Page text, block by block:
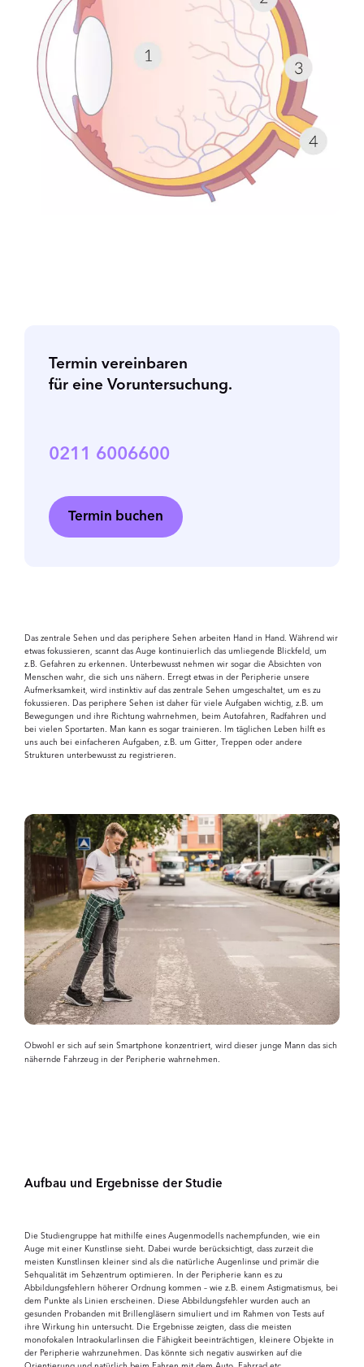
Termin vereinbaren
für eine Voruntersuchung.
0211 6006600
Termin buchen
Das zentrale Sehen und das periphere Sehen arbeiten Hand in Hand. Während wir
etwas fokussieren, scannt das Auge kontinuierlich das umliegende Blickfeld, um
z.B. Gefahren zu erkennen. Unterbewusst nehmen wir sogar die Absichten von
Menschen wahr, die sich uns nähern. Erregt etwas in der Peripherie unsere
Aufmerksamkeit, wird instinktiv auf das zentrale Sehen umgeschaltet, um es zu
fokussieren. Das periphere Sehen ist daher für viele Aufgaben wichtig, z.B. um
Bewegungen und ihre Richtung wahrnehmen, beim Autofahren, Radfahren und
bei vielen Sportarten. Man kann es sogar trainieren. Im täglichen Leben hilft es
uns auch bei einfacheren Aufgaben, z.B. um Gitter, Treppen oder andere
Strukturen unterbewusst zu registrieren.
Obwohl er sich auf sein Smartphone konzentriert, wird dieser junge Mann das sich
nähernde Fahrzeug in der Peripherie wahrnehmen.
Aufbau und Ergebnisse der Studie
Die Studiengruppe hat mithilfe eines Augenmodells nachempfunden, wie ein
Auge mit einer Kunstlinse sieht. Dabei wurde berücksichtigt, dass zurzeit die
meisten Kunstlinsen kleiner sind als die natürliche Augenlinse und primär die
Sehqualität im Sehzentrum optimieren. In der Peripherie kann es zu
Abbildungsfehlern höherer Ordnung kommen – wie z.B. einem Astigmatismus, bei
dem Punkte als Linien erscheinen. Diese Abbildungs­fehler wurden auch an
gesunden Probanden mit Brillengläsern simuliert und im Rahmen von Tests auf
ihre Wirkung hin untersucht. Die Ergebnisse zeigten, dass die meisten
monofokalen Intraokularlinsen die Fähigkeit beeinträchtigen, kleinere Objekte in
der Peripherie wahrzunehmen. Das könnte sich negativ auswirken auf die